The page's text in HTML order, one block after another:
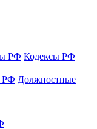
РФ Кодексы РФ
РФ Должностные